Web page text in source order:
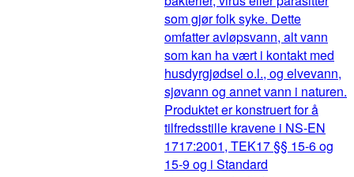
som gjør folk syke. Dette
omfatter avløpsvann, alt vann
som kan ha vært i kontakt med
husdyrgjødsel o.l., og elvevann,
sjøvann og annet vann i naturen.
Produktet er konstruert for å
tilfredsstille kravene i NS-EN
1717:2001, TEK17 §§ 15-6 og
15-9 og i Standard